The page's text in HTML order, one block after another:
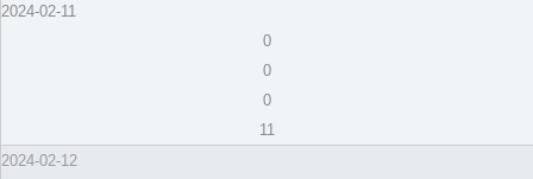
2024-02-11
0
0
0
11
2024-02-12